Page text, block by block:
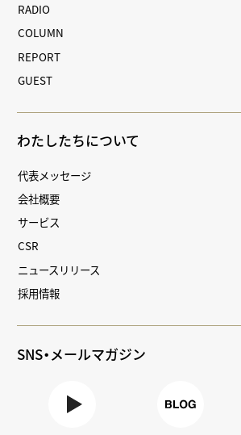
RADIO
COLUMN
REPORT
GUEST
わたしたちについて
代表メッセージ
会社概要
サービス
CSR
ニュースリリース
採用情報
SNS・メールマガジン